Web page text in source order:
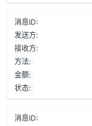
消息ID:
发送方:
接收方:
方法:
金额:
状态:
消息ID: